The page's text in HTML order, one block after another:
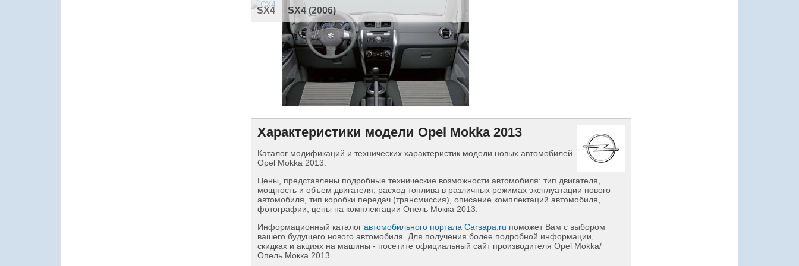
SX4 SX4 (2006)
Характеристики модели Opel Mokka 2013
Каталог модификаций и технических характеристик модели новых автомобилей
Opel Mokka 2013.
Цены, представлены подробные технические возможности автомобиля: тип двигателя,
мощность и объем двигателя, расход топлива в различных режимах эксплуатации нового
автомобиля, тип коробки передач (трансмиссия), описание комплектаций автомобиля,
фотографии, цены на комплектации Опель Мокка 2013.
Информационный каталог автомобильного портала Carsapa.ru поможет Вам с выбором
вашего будущего нового автомобиля. Для получения более подробной информации,
скидках и акциях на машины - посетите официальный сайт производителя Opel Mokka/
Опель Мокка 2013.